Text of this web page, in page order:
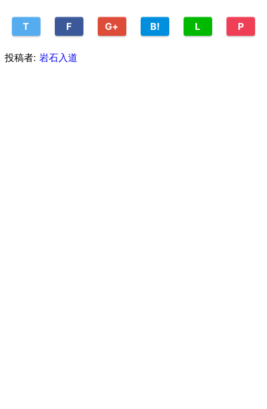
T F G+ B! L P
投稿者: 岩石入道